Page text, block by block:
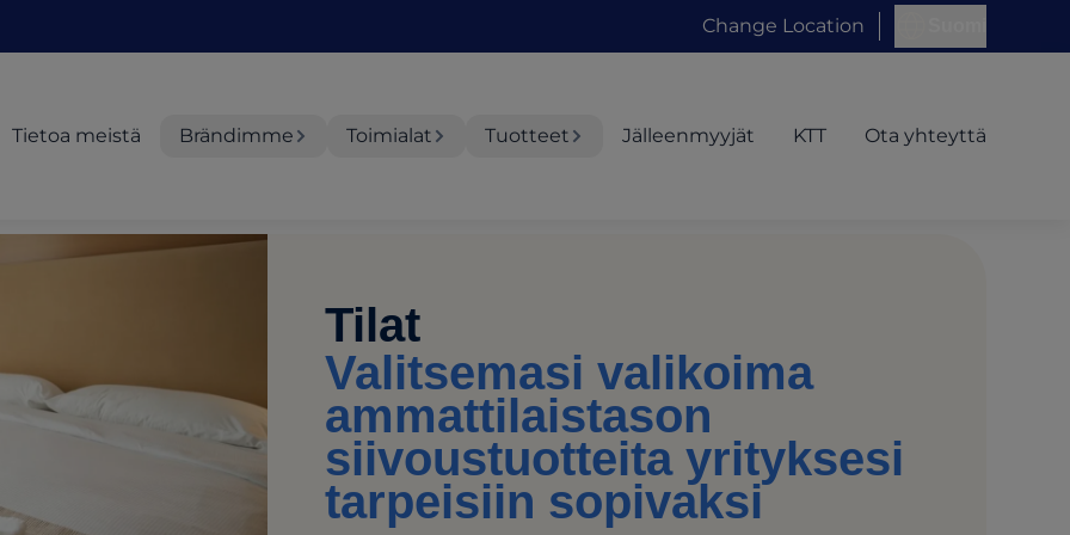
Change Location
Tietoa meistä Brändimme Toimialat Tuotteet Jälleenmyyjät KTT Ota yhteyttä
Tilat
Valitsemasi valikoima
ammattilaistason
siivoustuotteita yrityksesi
tarpeisiin sopivaksi